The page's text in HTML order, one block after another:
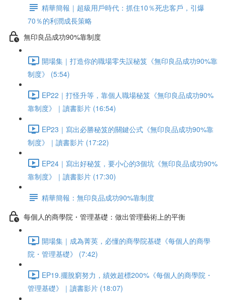
精華簡報｜超級用戶時代：抓住10％死忠客戶，引爆
70％的利潤成長策略
無印良品成功90%靠制度
開場集｜打造你的職場零失誤秘笈《無印良品成功90%靠
制度》 (5:54)
EP22｜打怪升等，靠個人職場秘笈《無印良品成功90%
靠制度》｜讀書影片 (16:54)
EP23｜寫出必勝秘笈的關鍵公式《無印良品成功90%靠
制度》｜讀書影片 (17:22)
EP24｜寫出好秘笈，要小心的3個坑《無印良品成功90%
靠制度》｜讀書影片 (17:30)
精華簡報：無印良品成功90%靠制度
每個人的商學院・管理基礎：做出管理藝術上的平衡
開場集｜成為菁英，必懂的商學院基礎《每個人的商學
院・管理基礎》 (7:42)
EP19.擺脫窮努力，績效超標200%《每個人的商學院・
管理基礎》｜讀書影片 (18:07)